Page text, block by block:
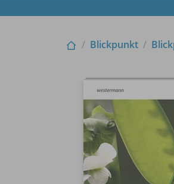
Blickpunkt